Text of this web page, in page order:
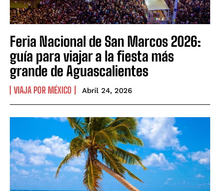
Feria Nacional de San Marcos 2026:
guía para viajar a la fiesta más
grande de Aguascalientes
VIAJA POR MÉXICO Abril 24, 2026